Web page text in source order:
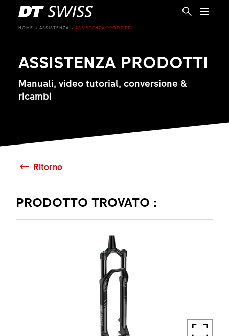
IT
HOME ASSISTENZA ASSISTENZA PRODOTTI
ASSISTENZA PRODOTTI
Manuali, video tutorial, conversione &
ricambi
Ritorno
PRODOTTO TROVATO :